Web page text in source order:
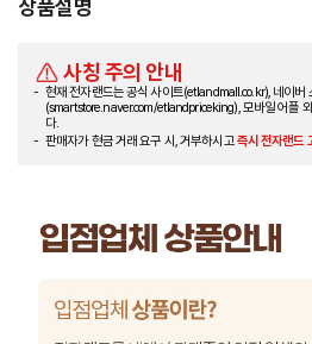
상품설명
사칭 주의 안내
현재 전자랜드는 공식 사이트(etlandmall.co.kr), 네이버
(smartstore.naver.com/etlandpriceking), 모바일 어플
다.
판매자가 현금 거래 요구 시, 거부하시고즉시 전자랜드